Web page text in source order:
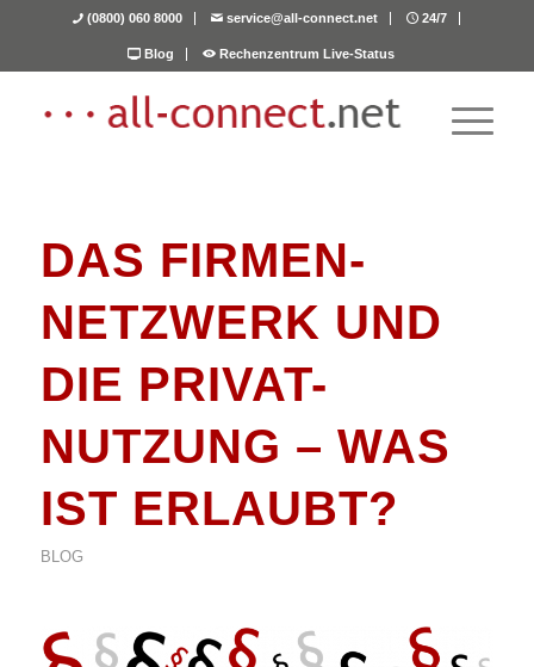
(0800) 060 8000 service@all-connect.net 24/7
Blog Rechenzentrum Live-Status
DAS FIRMEN-
NETZWERK UND
DIE PRIVAT-
NUTZUNG – WAS
IST ERLAUBT?
BLOG